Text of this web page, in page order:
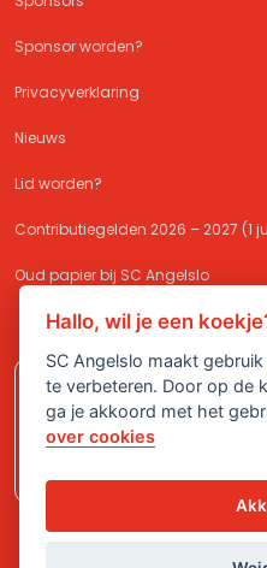
Sponsor worden?
Privacyverklaring
Nieuws
Lid worden?
Contributiegelden 2026 – 2027 (1
Oud papier bij SC Angelslo
Meld je
Hallo, wil je een
SC Angelslo maakt
te verbeteren. Door op de
ga je akkoord met het
over cookies